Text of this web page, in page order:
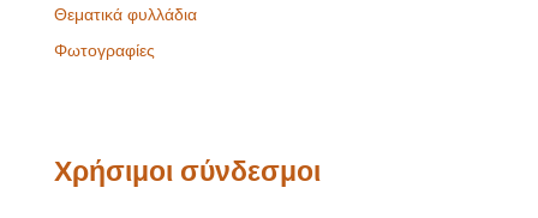
Θεματικά φυλλάδια
Φωτογραφίες
Χρήσιμοι σύνδεσμοι